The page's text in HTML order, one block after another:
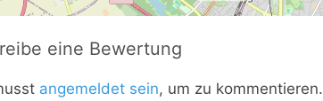
eine Bewertung
angemeldet sein, um zu kommentieren.